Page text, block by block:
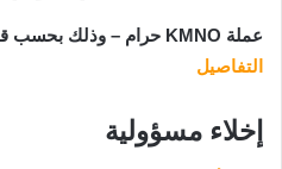
عملة KMNO حرام – وذلك بحسب قناة كريبتو إسلام.
التفاصيل
إخلاء مسؤولية